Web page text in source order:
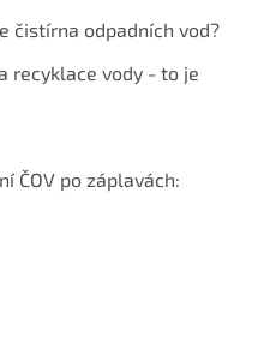
čistírna odpadních vod?
recyklace vody - to je
ČOV po záplavách: